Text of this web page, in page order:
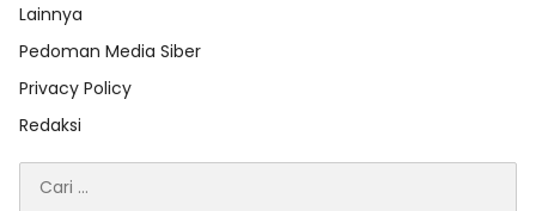
Lainnya
Pedoman Media Siber
Privacy Policy
Redaksi
untuk: